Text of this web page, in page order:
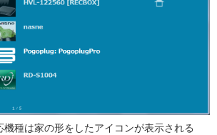
機種は家の形をしたアイコンが表示される